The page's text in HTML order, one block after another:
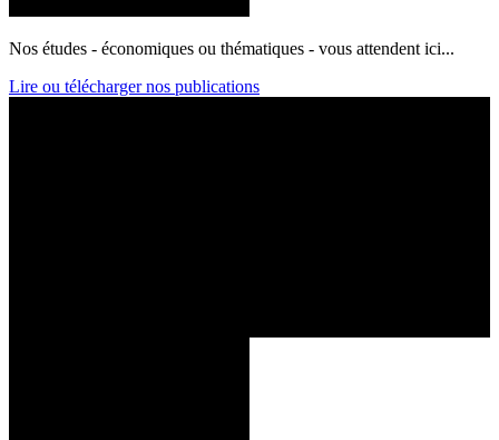
Nos études - économiques ou thématiques - vous attendent ici...
Lire ou télécharger nos publications